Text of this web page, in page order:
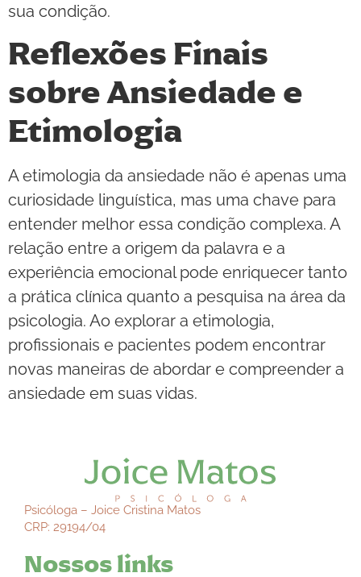
sua condição.
Reflexões Finais
sobre Ansiedade e
Etimologia
A etimologia da ansiedade não é apenas uma
curiosidade linguística, mas uma chave para
entender melhor essa condição complexa. A
relação entre a origem da palavra e a
experiência emocional pode enriquecer tanto
a prática clínica quanto a pesquisa na área da
psicologia. Ao explorar a etimologia,
profissionais e pacientes podem encontrar
novas maneiras de abordar e compreender a
ansiedade em suas vidas.
Psicóloga – Joice Cristina Matos
CRP: 29194/04
Nossos links